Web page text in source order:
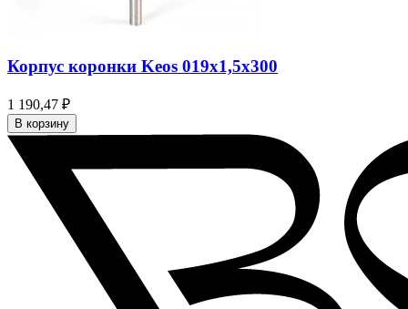
Корпус коронки Keos 019x1,5x300
1 190,47 ₽
В корзину